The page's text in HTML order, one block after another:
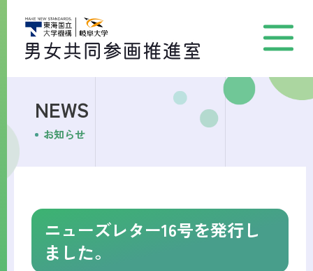
NEWS
お知らせ
ニューズレター16号を発行し
ました。